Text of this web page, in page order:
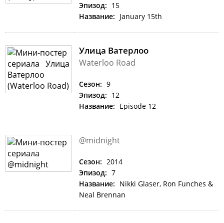
Эпизод: 15
Название: January 15th
Улица Ватерлоо
Waterloo Road
Сезон: 9
Эпизод: 12
Название: Episode 12
@midnight
Сезон: 2014
Эпизод: 7
Название: Nikki Glaser, Ron Funches &
Neal Brennan